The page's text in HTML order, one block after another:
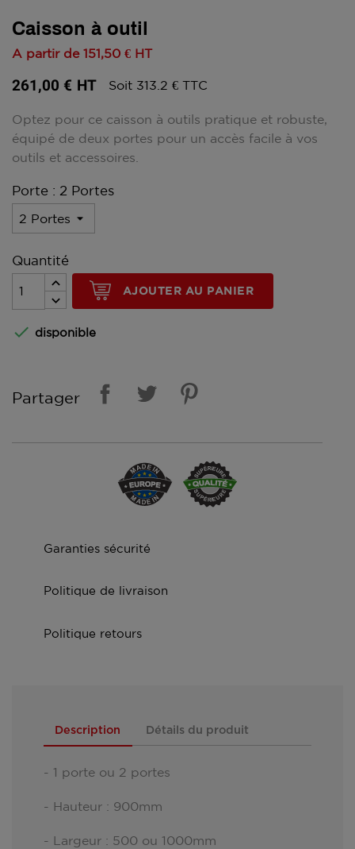
Caisson à outil
A partir de 151,50 € HT
261,00 € HT Soit 313.2 € TTC
Optez pour ce caisson à outils pratique et robuste,
équipé de deux portes pour un accès facile à vos
outils et accessoires.
Porte : 2 Portes
Quantité
AJOUTER AU PANIER
 disponible
Partager
Garanties sécurité
Politique de livraison
Politique retours
Description Détails du produit
- 1 porte ou 2 portes
- Hauteur : 900mm
- Largeur : 500 ou 1000mm